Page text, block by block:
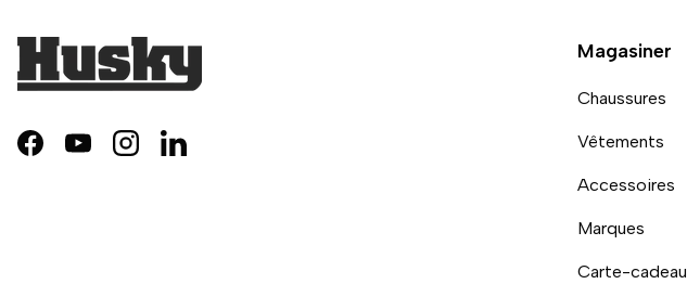
FacebookYouTubeInstagramLinkedIn
Magasiner
Chaussures
Vêtements
Accessoires
Marques
Carte-cadeau